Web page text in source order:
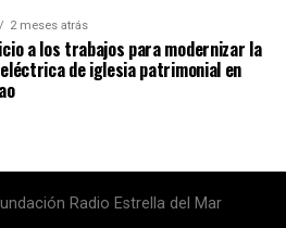
2 meses atrás
a los trabajos para modernizar la
de iglesia patrimonial en
Radio Estrella del Mar